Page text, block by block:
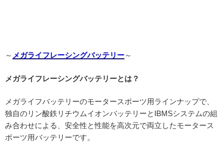
～ メガライフレーシングバッテリー～
メガライフレーシングバッテリーとは？
メガライフバッテリーのモータースポーツ用ラインナップで、
独自のリン酸鉄リチウムイオンバッテリーとIBMSシステムの組
み合わせによる、安全性と性能を高次元で両立したモータース
ポーツ用バッテリーです。